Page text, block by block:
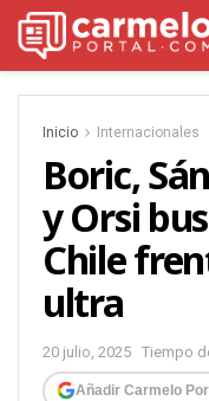
Inicio Internacionales
Boric,
y Orsi
Chile
ultra
20 julio, 2025 Tiempo
Añadir Carmelo